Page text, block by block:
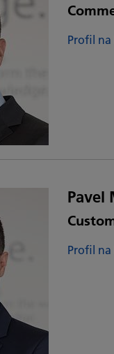
Profil
Pavel
Profil